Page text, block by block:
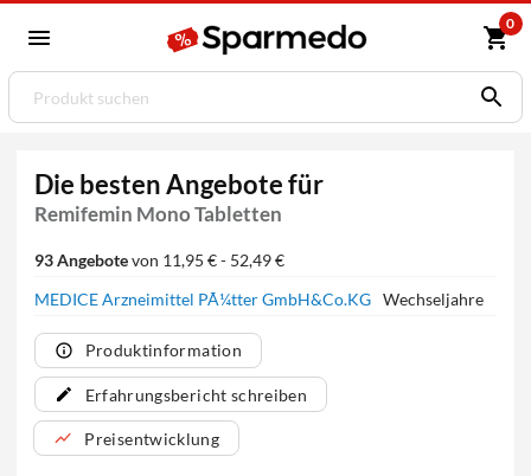
0
Die besten Angebote für
Remifemin Mono Tabletten
93 Angebotevon 11,95 € - 52,49 €
MEDICE Arzneimittel PÃ¼tter GmbH&Co.KG Wechseljahre
Produktinformation
Erfahrungsbericht schreiben
Preisentwicklung